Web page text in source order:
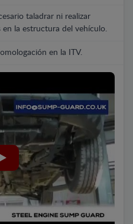
taladrar ni realizar
la estructura del vehículo.
en la ITV.